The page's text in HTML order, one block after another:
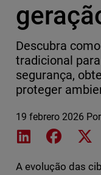
Descubra
tradicional
segurança,
proteger
19 febrero 2026 Por
Share onShare
A evolução das